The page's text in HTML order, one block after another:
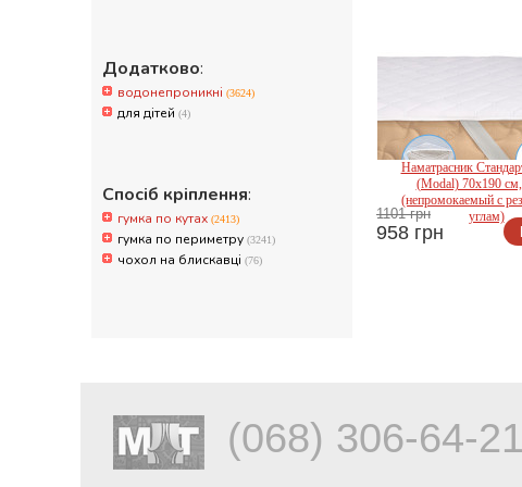
Додатково:
водонепроникні (3624)
для дітей (4)
Спосіб кріплення:
гумка по кутах (2413)
гумка по периметру (3241)
чохол на блискавці (76)
Наматрасник
(Modal) 70x190
(непромокаемый с
углам)
1101 грн
958 грн
(068) 306-64-21